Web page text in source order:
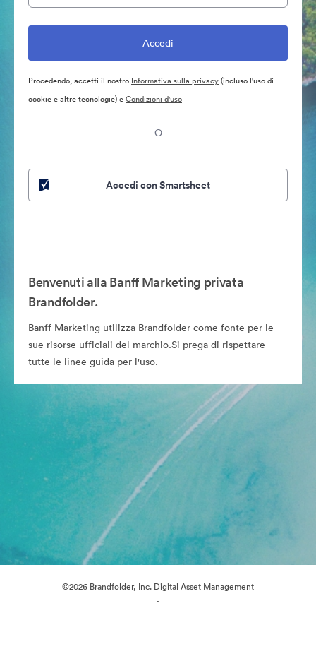
Procedendo, accetti il nostro Informativa sulla privacy(incluso l'uso di
cookie e altre tecnologie) eCondizioni d'uso
O
Accedi con Smartsheet
Benvenuti alla Banff Marketing privata
Brandfolder.
Banff Marketing utilizza Brandfolder come fonte per le
sue risorse ufficiali del marchio.Si prega di rispettare
tutte le linee guida per l'uso.
©2026 Brandfolder, Inc. Digital Asset Management
·